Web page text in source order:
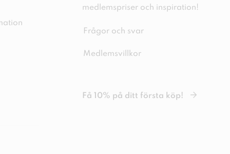
medlemspriser och inspiration!
Frågor och svar
Medlemsvillkor
Få 10% på ditt första köp!